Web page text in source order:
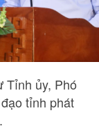
ủy, Phó
tỉnh phát